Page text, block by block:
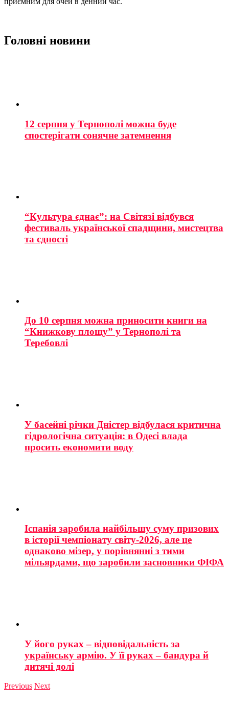
Головні новини
12 серпня у Тернополі можна буде
спостерігати сонячне затемнення
“Культура єднає”: на Світязі відбувся
фестиваль української спадщини, мистецтва
та єдності
До 10 серпня можна приносити книги на
“Книжкову площу” у Тернополі та
Теребовлі
У басейні річки Дністер відбулася критична
гідрологічна ситуація: в Одесі влада
просить економити воду
Іспанія заробила найбільшу суму призових
в історії чемпіонату світу-2026, але це
однаково мізер, у порівнянні з тими
мільярдами, що заробили засновники ФІФА
У його руках – відповідальність за
українську армію. У її руках – бандура й
дитячі долі
Previous Next